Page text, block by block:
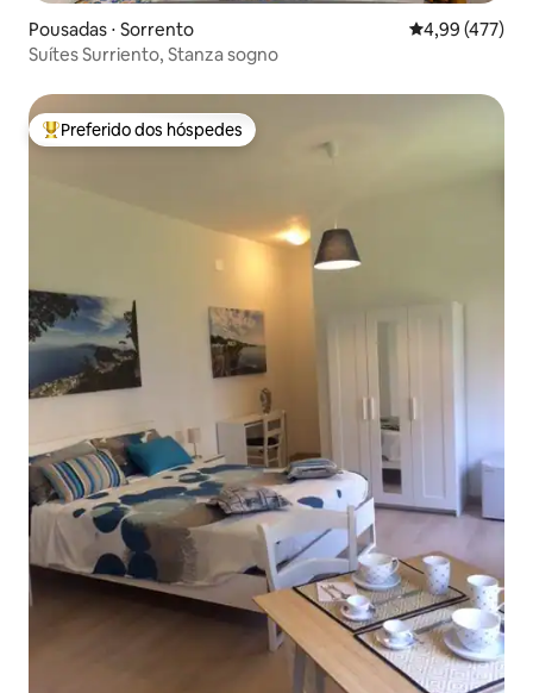
Pousadas ⋅ Sorrento 4,99 de uma
4,99 (477)
Suítes Surriento, Stanza sogno
Entre os melhores preferidos dos hóspedes
Preferido dos hóspedes